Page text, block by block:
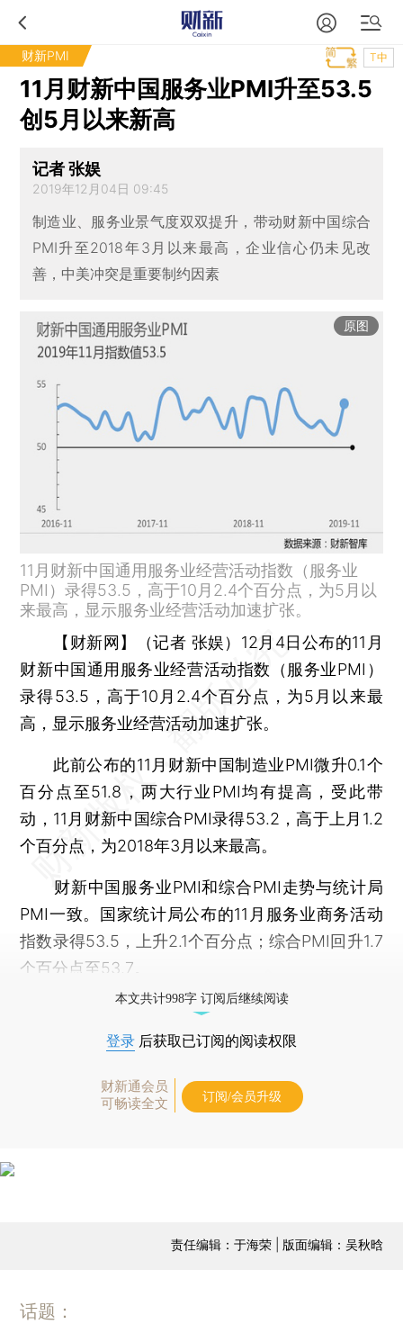
财新PMI T中
11月财新中国服务业PMI升至53.5
创5月以来新高
记者 张娱
2019年12月04日 09:45
制造业、服务业景气度双双提升，带动财新中国综合
PMI升至2018年3月以来最高，企业信心仍未见改
善，中美冲突是重要制约因素
原图
11月财新中国通用服务业经营活动指数（服务业
PMI）录得53.5，高于10月2.4个百分点，为5月以
来最高，显示服务业经营活动加速扩张。
【财新网】（记者 张娱） 12月4日公布的11月
财新中国通用服务业经营活动指数（服务业PMI）
录得53.5，高于10月2.4个百分点，为5月以来最
高，显示服务业经营活动加速扩张。
此前公布的11月财新中国制造业PMI微升0.1个
百分点至51.8，两大行业PMI均有提高，受此带
动，11月财新中国综合PMI录得53.2，高于上月1.2
个百分点，为2018年3月以来最高。
财新中国服务业PMI和综合PMI走势与统计局
PMI一致。国家统计局公布的11月服务业商务活动
指数录得53.5，上升2.1个百分点；综合PMI回升1.7
个百分点至53.7。
本文共计998字 订阅后继续阅读
登录 后获取已订阅的阅读权限
财新通会员
可畅读全文
订阅/会员升级
责任编辑：于海荣 | 版面编辑：吴秋晗
话题：